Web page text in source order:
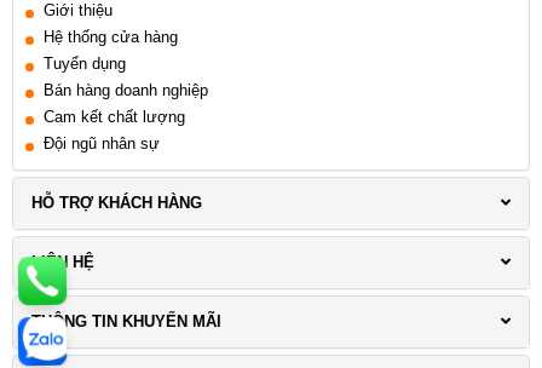
Giới thiệu
Hệ thống cửa hàng
Tuyển dụng
Bán hàng doanh nghiệp
Cam kết chất lượng
Đội ngũ nhân sự
HỖ TRỢ KHÁCH HÀNG
LIÊN HỆ
THÔNG TIN KHUYẾN MÃI